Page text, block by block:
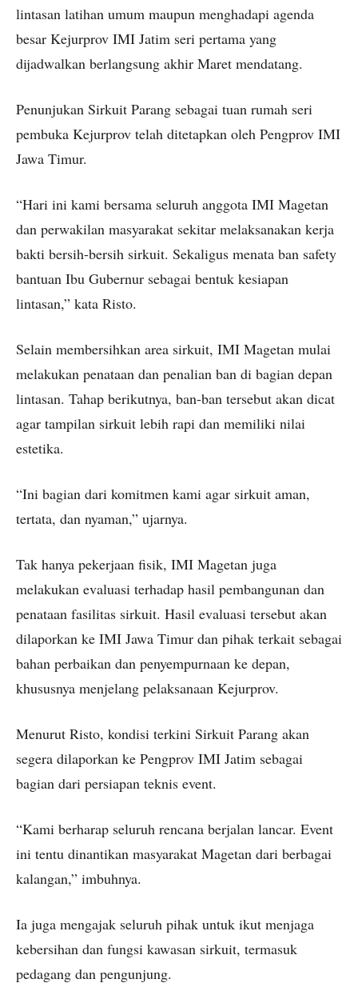
lintasan latihan umum maupun menghadapi agenda
besar Kejurprov IMI Jatim seri pertama yang
dijadwalkan berlangsung akhir Maret mendatang.
Penunjukan Sirkuit Parang sebagai tuan rumah seri
pembuka Kejurprov telah ditetapkan oleh Pengprov IMI
Jawa Timur.
“Hari ini kami bersama seluruh anggota IMI Magetan
dan perwakilan masyarakat sekitar melaksanakan kerja
bakti bersih-bersih sirkuit. Sekaligus menata ban safety
bantuan Ibu Gubernur sebagai bentuk kesiapan
lintasan,” kata Risto.
Selain membersihkan area sirkuit, IMI Magetan mulai
melakukan penataan dan penalian ban di bagian depan
lintasan. Tahap berikutnya, ban-ban tersebut akan dicat
agar tampilan sirkuit lebih rapi dan memiliki nilai
estetika.
“Ini bagian dari komitmen kami agar sirkuit aman,
tertata, dan nyaman,” ujarnya.
Tak hanya pekerjaan fisik, IMI Magetan juga
melakukan evaluasi terhadap hasil pembangunan dan
penataan fasilitas sirkuit. Hasil evaluasi tersebut akan
dilaporkan ke IMI Jawa Timur dan pihak terkait sebagai
bahan perbaikan dan penyempurnaan ke depan,
khususnya menjelang pelaksanaan Kejurprov.
Menurut Risto, kondisi terkini Sirkuit Parang akan
segera dilaporkan ke Pengprov IMI Jatim sebagai
bagian dari persiapan teknis event.
“Kami berharap seluruh rencana berjalan lancar. Event
ini tentu dinantikan masyarakat Magetan dari berbagai
kalangan,” imbuhnya.
Ia juga mengajak seluruh pihak untuk ikut menjaga
kebersihan dan fungsi kawasan sirkuit, termasuk
pedagang dan pengunjung.